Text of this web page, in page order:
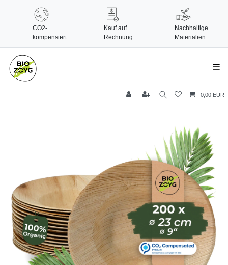
CO2-
kompensiert
Kauf auf
Rechnung
Nachhaltige
Materialien
☰
0,00 EUR